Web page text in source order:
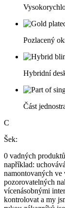
Pozlacený
Hybridní
Část
C
Šek:
0 vadných
například:
namontovaných ve
pozorovatelných
vícenásobnými
kontrolovat a my